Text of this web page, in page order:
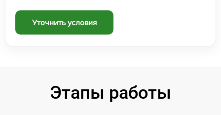
Уточнить условия
Этапы работы